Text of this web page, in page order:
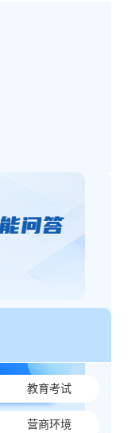
教育考试
营商环境